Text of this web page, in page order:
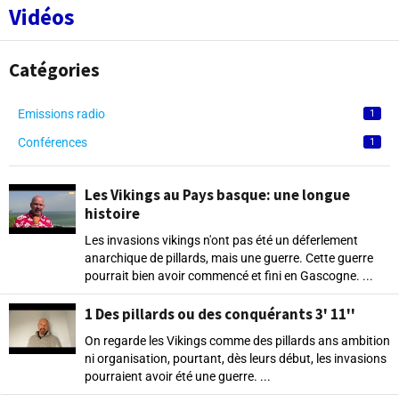
Vidéos
Catégories
Emissions radio 1
Conférences 1
Les Vikings au Pays basque: une longue
histoire
Les invasions vikings n'ont pas été un déferlement
anarchique de pillards, mais une guerre. Cette guerre
pourrait bien avoir commencé et fini en Gascogne. ...
1 Des pillards ou des conquérants 3' 11''
On regarde les Vikings comme des pillards ans ambition
ni organisation, pourtant, dès leurs début, les invasions
pourraient avoir été une guerre. ...